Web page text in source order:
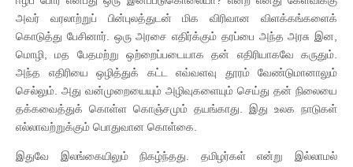
அவர் வரலாற்றுப் பின்புலத்துடன் மிக விரிவான விளக்கங்களைக்
கொடுத்து பேசினார். ஒரு அரசை எதிர்க்கும் தரப்பை அந்த அரசு இன,
மொழி, மத பேதமற்று ஒற்றைப்படையாக தன் எதிரியாகவே கருதும்.
அந்த எதிரியை ஒழித்துக் கட்ட எவ்வளவு தூரம் வேண்டுமானாலும்
செல்லும். அது வன்முறையையும் அழிவுகளையும் செய்து தன் நிலையை
தக்கவைத்துக் கொள்ள கொஞ்சமும் தயங்காது. இது உலக நாடுகள்
எல்லாவற்றுக்கும் பொதுவான கொள்கை.
இதுவே இலங்கையிலும் நிகழ்ந்தது. தமிழர்கள் என்று இல்லாமல்